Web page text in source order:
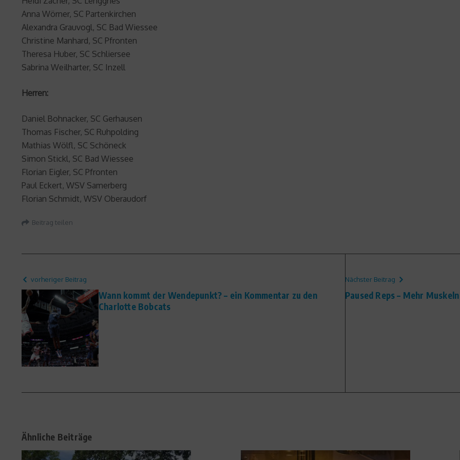
Anna Wörner, SC Partenkirchen
Alexandra Grauvogl, SC Bad Wiessee
Christine Manhard, SC Pfronten
Theresa Huber, SC Schliersee
Sabrina Weilharter, SC Inzell
Herren:
Daniel Bohnacker, SC Gerhausen
Thomas Fischer, SC Ruhpolding
Mathias Wölfl, SC Schöneck
Simon Stickl, SC Bad Wiessee
Florian Eigler, SC Pfronten
Paul Eckert, WSV Samerberg
Florian Schmidt, WSV Oberaudorf
Beitrag teilen
vorheriger Beitrag
Wann kommt der Wendepunkt? – ein Kommentar zu den
Charlotte Bobcats
Nächster Beitrag
Paused Reps – Mehr
Ähnliche Beiträge